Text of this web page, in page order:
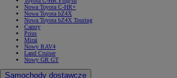
Nowa Toyota C-HR+
Nowa Toyota bZ4X
Nowa Toyota bZ4X Touring
Camry
Prius
Mirai
Nowy RAV4
Land Cruiser
Nowy GR GT
Samochody dostawcze